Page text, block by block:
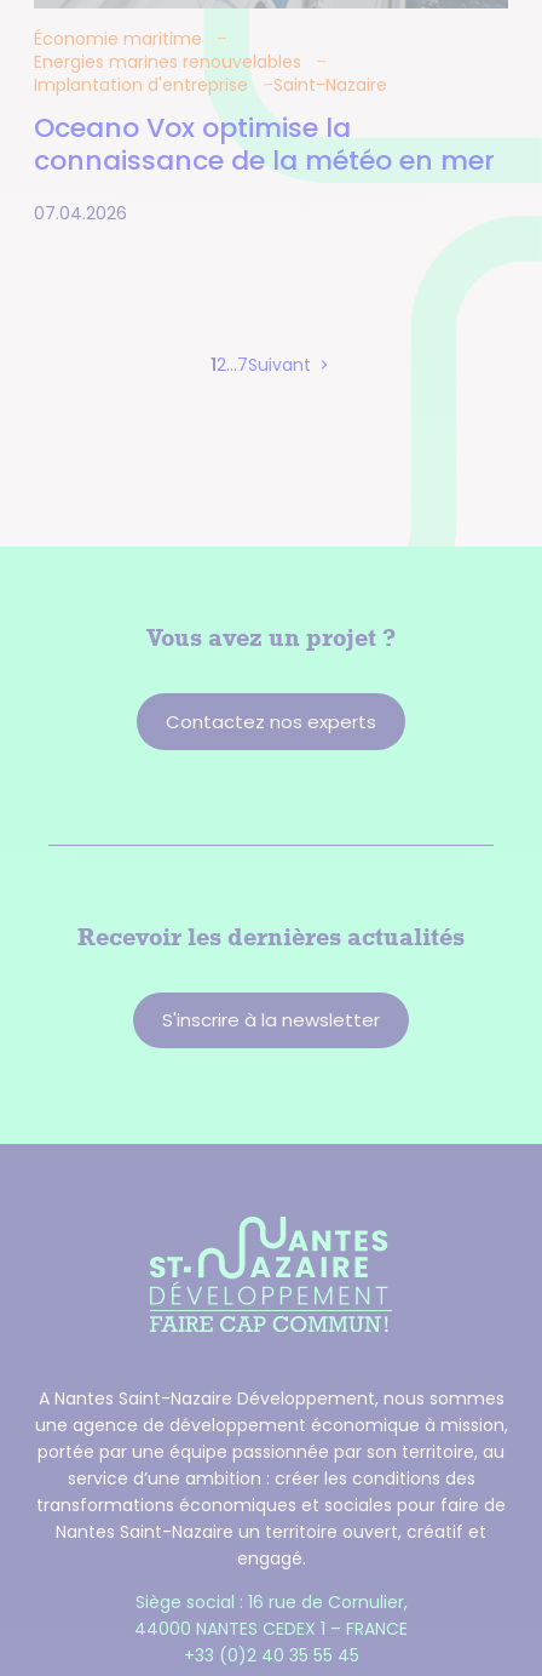
Économie maritime
Energies marines renouvelables
Implantation d'entreprise
Saint-Nazaire
Oceano Vox optimise la
connaissance de la météo en mer
07.04.2026
Page
1Page
2…Page
7Suivant
Vous avez un projet ?
Contactez nos experts
Recevoir les dernières actualités
S'inscrire à la newsletter
A Nantes Saint-Nazaire Développement, nous sommes
une agence de développement économique à mission,
portée par une équipe passionnée par son territoire, au
service d’une ambition : créer les conditions des
transformations économiques et sociales pour faire de
Nantes Saint-Nazaire un territoire ouvert, créatif et
engagé.
Siège social : 16 rue de Cornulier,
44000 NANTES CEDEX 1 – FRANCE
+33 (0)2 40 35 55 45